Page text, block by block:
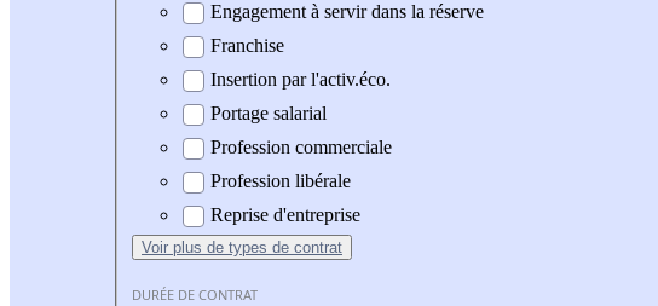
Engagement à servir dans la réserve
Franchise
Insertion par l'activ.éco.
Portage salarial
Profession commerciale
Profession libérale
Reprise d'entreprise
Voir plus de types de contrat
DURÉE DE CONTRAT